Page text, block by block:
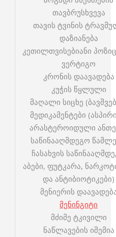
თავბრუსხვევა
თავის ტვინის
დაზიანება
კეთილთვისებიანი
ვერტიგო
კრონის დაავადება
კუჭის წყლული
მაღალი სიცხე
მედიკამენტები
არასტეროიდული
საწინააღმდეგო
ჩასახვის
აბები, ფუტკარა,
და ანტიბიოტიკები)
მენიერის
მენინგიტი
მძიმე ტკივილი
ნაწლავების იშემია